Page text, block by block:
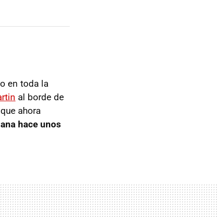
en toda la
al borde de
ahora
hace unos